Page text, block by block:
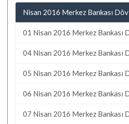
Nisan 2016 Merkez Bankası
01 Nisan 2016 Merkez Bankası
04 Nisan 2016 Merkez Bankası
05 Nisan 2016 Merkez Bankası
06 Nisan 2016 Merkez Bankası
07 Nisan 2016 Merkez Bankası